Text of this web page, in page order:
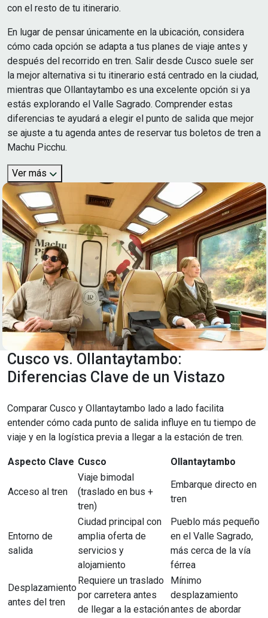
con el resto de tu itinerario.
En lugar de pensar únicamente en la ubicación, considera
cómo cada opción se adapta a tus planes de viaje antes y
después del recorrido en tren. Salir desde Cusco suele ser
la mejor alternativa si tu itinerario está centrado en la ciudad,
mientras que Ollantaytambo es una excelente opción si ya
estás explorando el Valle Sagrado. Comprender estas
diferencias te ayudará a elegir el punto de salida que mejor
se ajuste a tu agenda antes de reservar tus boletos de tren a
Machu Picchu.
Ver más
Cusco vs. Ollantaytambo:
Diferencias Clave de un Vistazo
Comparar Cusco y Ollantaytambo lado a lado facilita
entender cómo cada punto de salida influye en tu tiempo de
viaje y en la logística previa a llegar a la estación de tren.
Aspecto Clave Cusco Ollantaytambo
Acceso al tren
Viaje bimodal
(traslado en bus +
tren)
Embarque directo en
tren
Entorno de
salida
Ciudad principal con
amplia oferta de
servicios y
alojamiento
Pueblo más pequeño
en el Valle Sagrado,
más cerca de la vía
férrea
Desplazamiento
antes del tren
Requiere un traslado
por carretera antes
de llegar a la estación
Mínimo
desplazamiento
antes de abordar